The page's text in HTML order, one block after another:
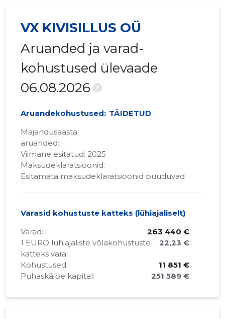
VX KIVISILLUS OÜ
Aruanded ja varad-
kohustused ülevaade
06.08.2026
?
Aruandekohustused: TÄIDETUD
Majandusaasta
aruanded:
Viimane esitatud: 2025
Maksudeklaratsioonid:
Esitamata maksudeklaratsioonid puuduvad
Varasid kohustuste katteks (lühiajaliselt)
Varad:
263 440 €
1 EURO lühiajaliste võlakohustuste
katteks vara:
22,23 €
Kohustused:
11 851 €
Puhaskäibe kapital:
251 589 €